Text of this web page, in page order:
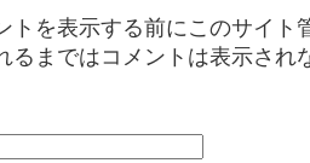
トを表示する前にこのサイト
るまではコメントは表示され